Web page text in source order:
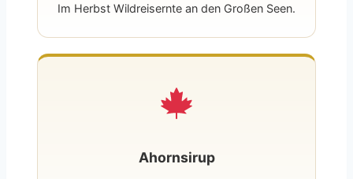
Im Herbst Wildreisernte an den Großen Seen.
Ahornsirup